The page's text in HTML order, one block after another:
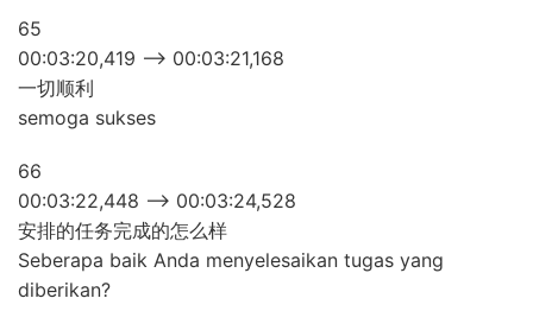
65
00:03:20,419 –> 00:03:21,168
一切顺利
semoga sukses
66
00:03:22,448 –> 00:03:24,528
安排的任务完成的怎么样
Seberapa baik Anda menyelesaikan tugas yang
diberikan?